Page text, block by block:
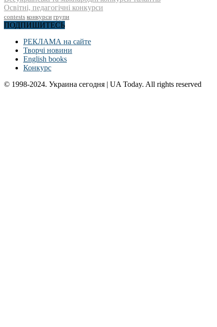
Освітні, педагогічні конкурси
contests конкурси групи
ПОДПИШИТЕСЬ
РЕКЛАМА на сайте
Творчі новини
English books
Конкурс
© 1998-2024. Украина сегодня | UA Today. All rights reserved